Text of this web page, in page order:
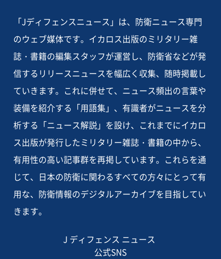
「Jディフェンスニュース」は、防衛ニュース専門
のウェブ媒体です。イカロス出版のミリタリー雑
誌・書籍の編集スタッフが運営し、防衛省などが発
信するリリースニュースを幅広く収集、随時掲載し
ていきます。これに併せて、ニュース頻出の言葉や
装備を紹介する「用語集」、有識者がニュースを分
析する「ニュース解説」を設け、これまでにイカロ
ス出版が発行したミリタリー雑誌・書籍の中から、
有用性の高い記事群を再掲しています。これらを通
じて、日本の防衛に関わるすべての方々にとって有
用な、防衛情報のデジタルアーカイブを目指してい
きます。
J ディフェンス ニュース
公式SNS